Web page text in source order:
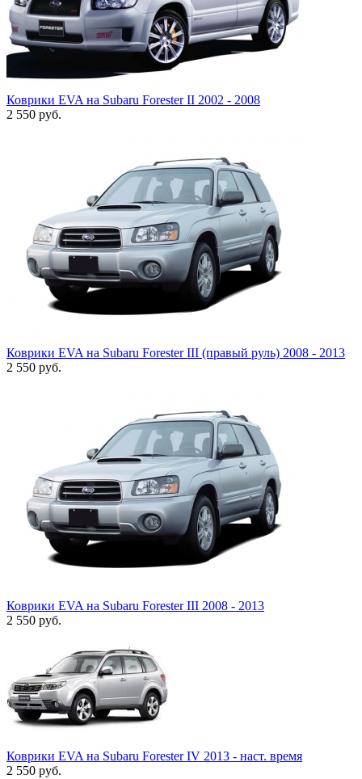
Коврики EVA на Subaru Forester II 2002 - 2008
2 550 руб.
Коврики EVA на Subaru Forester III (правый руль) 2008 - 2013
2 550 руб.
Коврики EVA на Subaru Forester III 2008 - 2013
2 550 руб.
Коврики EVA на Subaru Forester IV 2013 - наст. время
2 550 руб.